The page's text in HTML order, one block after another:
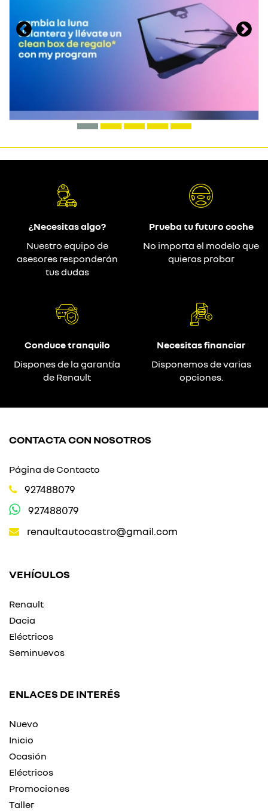
¿Necesitas algo?
Nuestro equipo de
asesores responderán
tus dudas
Prueba tu futuro coche
No importa el modelo que
quieras probar
Conduce tranquilo
Dispones de la garantía
de Renault
Necesitas financiar
Disponemos de varias
opciones.
CONTACTA CON NOSOTROS
Página de Contacto
927488079
927488079
renaultautocastro@gmail.com
VEHÍCULOS
Renault
Dacia
Eléctricos
Seminuevos
ENLACES DE INTERÉS
Nuevo
Inicio
Ocasión
Eléctricos
Promociones
Taller